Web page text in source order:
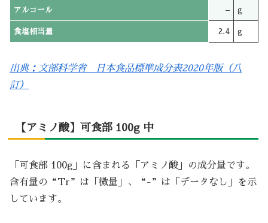
アルコール – g
食塩相当量 2.4 g
出典：文部科学省 日本食品標準成分表2020年版（八
訂）
【アミノ酸】可食部 100g 中
「可食部 100g」に含まれる「アミノ酸」の成分量です。
含有量の“Tr”は「微量」、“-”は「データなし」を示
しています。